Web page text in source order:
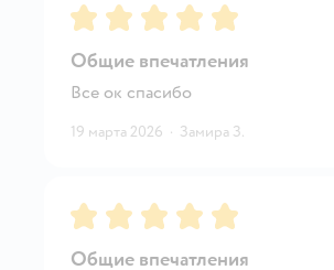
Рейтинг:5
Общие впечатления
Все ок спасибо
19 марта 2026 · Замира З.
Рейтинг:5
Общие впечатления